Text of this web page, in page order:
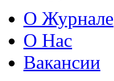
О Журнале
О Нас
Вакансии